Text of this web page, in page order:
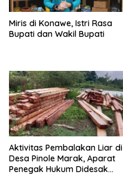
Miris di Konawe, Istri Rasa
Bupati dan Wakil Bupati
Aktivitas Pembalakan Liar di
Desa Pinole Marak, Aparat
Penegak Hukum Didesak